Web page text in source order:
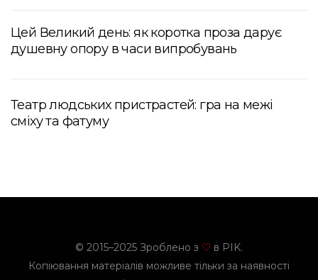
Цей Великий день: як коротка проза дарує
душевну опору в часи випробувань
Театр людських пристрастей: гра на межі
сміху та фатуму
© 2015–2025 Зроблено з ♡ в PIK.
Копіювання матеріалів можливе тільки за наявності